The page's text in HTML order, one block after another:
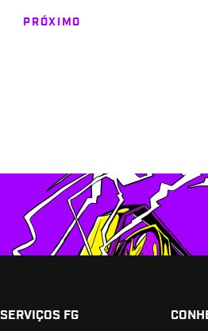
PRÓXIMO
SERVIÇOS FG